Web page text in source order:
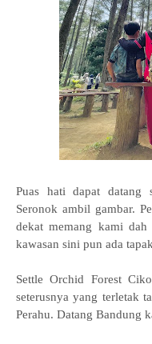
Puas hati dapat datang
Seronok ambil gambar.
dekat memang kami dah
kawasan sini pun ada
Settle Orchid Forest
seterusnya yang terletak
Perahu. Datang Bandung